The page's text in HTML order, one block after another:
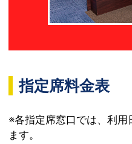
指定席料金表
※各指定席窓口では、利
ます。